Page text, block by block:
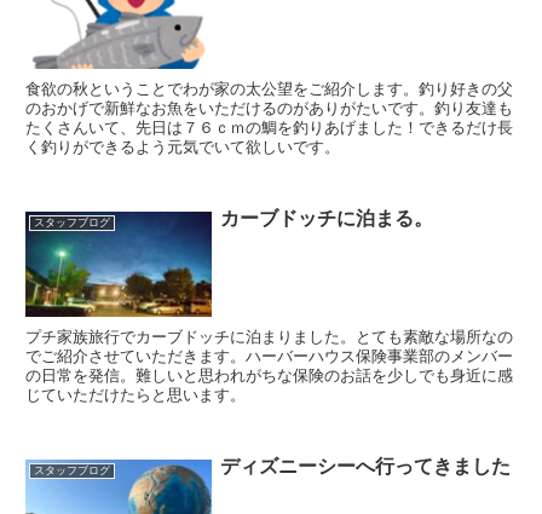
食欲の秋ということでわが家の太公望をご紹介します。釣り好きの父
のおかげで新鮮なお魚をいただけるのがありがたいです。釣り友達も
たくさんいて、先日は７６ｃｍの鯛を釣りあげました！できるだけ長
く釣りができるよう元気でいて欲しいです。
スタッフブログ カーブドッチに泊まる。
プチ家族旅行でカーブドッチに泊まりました。とても素敵な場所なの
でご紹介させていただきます。ハーバーハウス保険事業部のメンバー
の日常を発信。難しいと思われがちな保険のお話を少しでも身近に感
じていただけたらと思います。
スタッフブログ ディズニーシーへ行ってきました